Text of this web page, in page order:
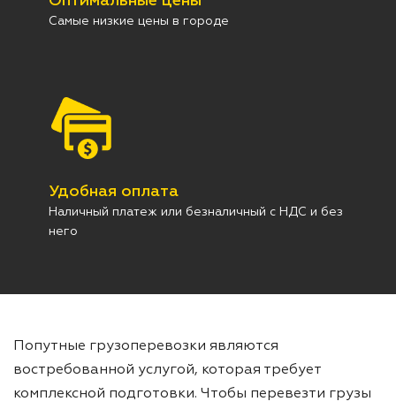
Самые низкие цены в городе
Удобная оплата
Наличный платеж или безналичный с НДС и без
него
Попутные грузоперевозки являются
востребованной услугой, которая требует
комплексной подготовки. Чтобы перевезти грузы